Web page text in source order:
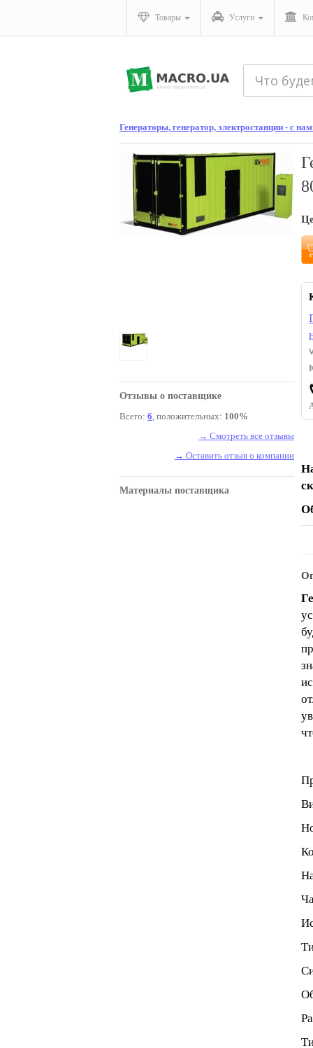
Товары Услуги
Генераторы, генератор, электростанции - с
Отзывы о поставщике
Всего: 6, положительных: 100%
→ Смотреть все отзывы
→ Оставить отзыв о компании
Материалы поставщика